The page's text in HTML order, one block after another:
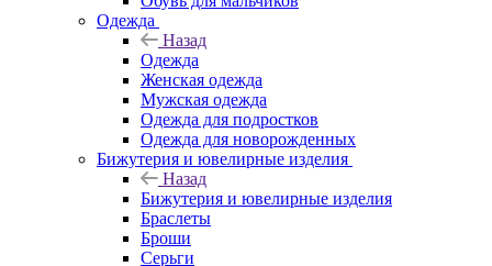
Одежда
Назад
Одежда
Женская одежда
Мужская одежда
Одежда для подростков
Одежда для новорожденных
Бижутерия и ювелирные изделия
Назад
Бижутерия и ювелирные изделия
Браслеты
Броши
Серьги